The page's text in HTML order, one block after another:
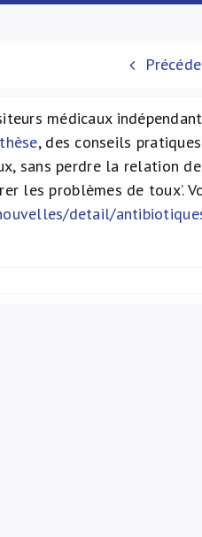
médicaux
, des conseils
sans perdre la relation
les problèmes de toux’.
detail/